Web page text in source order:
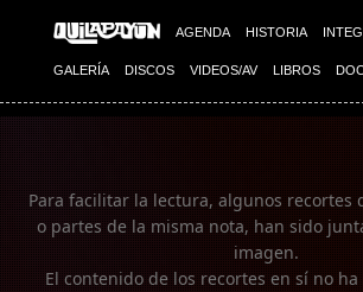
AGENDA HISTORIA
GALERÍA DISCOS VIDEOS/AV LIBROS
Imagen 01
Para facilitar la lectura, algunos recortes
o partes de la misma nota, han sido
imagen.
El contenido de los recortes en sí no